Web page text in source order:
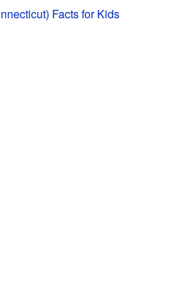
Facts for Kids